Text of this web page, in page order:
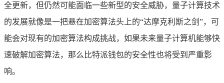
全更新，但仍然可能面临一些新型的安全威胁，量子计算技术
的发展就像是一把悬在加密算法头上的“达摩克利斯之剑”，可
能会对现有的加密算法构成挑战，如果未来量子计算机能够快
速破解加密算法，那么比特派钱包的安全性也将受到严重影
响。